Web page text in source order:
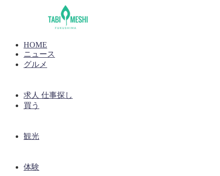
HOME
ニュース
グルメ
求人 仕事探し
買う
観光
体験